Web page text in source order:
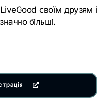
своїм друзям і
більші.